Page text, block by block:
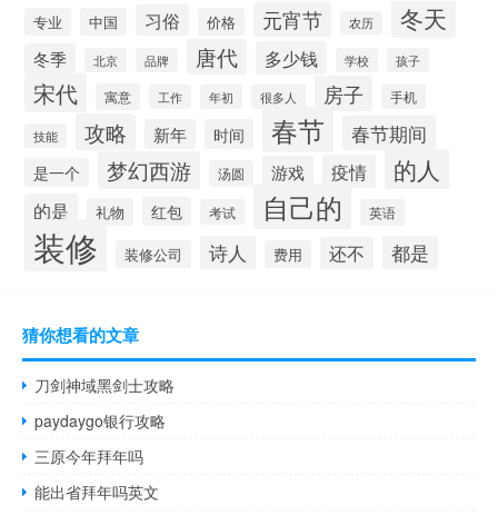
专业 中国 习俗 价格 元宵节 农历 冬天
冬季 北京 品牌 唐代 多少钱 学校 孩子
宋代 寓意 工作 年初 很多人 房子 手机
技能 攻略 新年 时间 春节 春节期间
是一个 梦幻西游 汤圆 游戏 疫情 的人
的是 礼物 红包 考试 自己的 英语
装修 装修公司 诗人 费用 还不 都是
猜你想看的文章
刀剑神域黑剑士攻略
paydaygo银行攻略
三原今年拜年吗
能出省拜年吗英文